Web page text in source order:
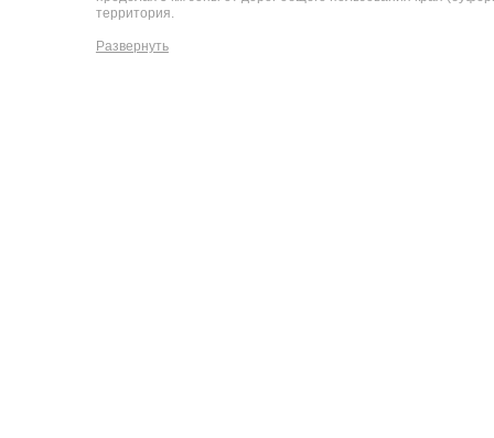
территория.
Развернуть